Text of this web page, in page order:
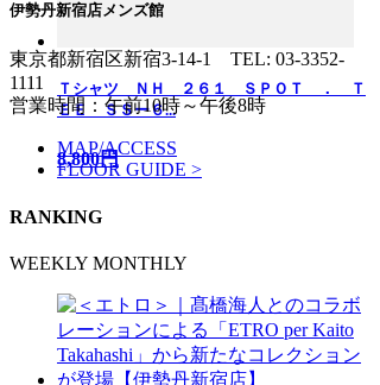
Ｔシャツ ＮＨ ２６１ ＳＰＯＴ ． Ｔ
ＥＥ ＳＳー６...
8,800円
伊勢丹新宿店メンズ館
東京都新宿区新宿3-14-1 TEL: 03-3352-
1111
営業時間：午前10時～午後8時
MAP/ACCESS
FLOOR GUIDE >
RANKING
WEEKLY MONTHLY